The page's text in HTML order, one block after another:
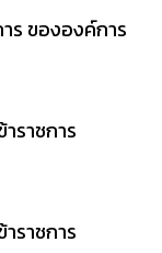
ร ขององค์การ
ราชการ
ราชการ